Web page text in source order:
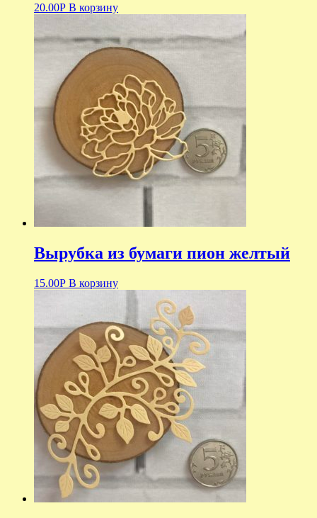
20.00Р В корзину
Вырубка из бумаги пион желтый
15.00Р В корзину